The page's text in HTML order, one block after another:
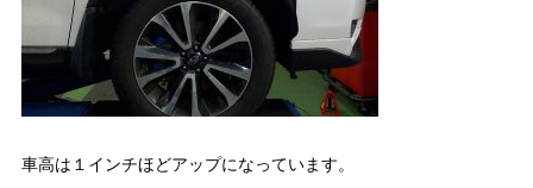
車高は１インチほどアップになっています。